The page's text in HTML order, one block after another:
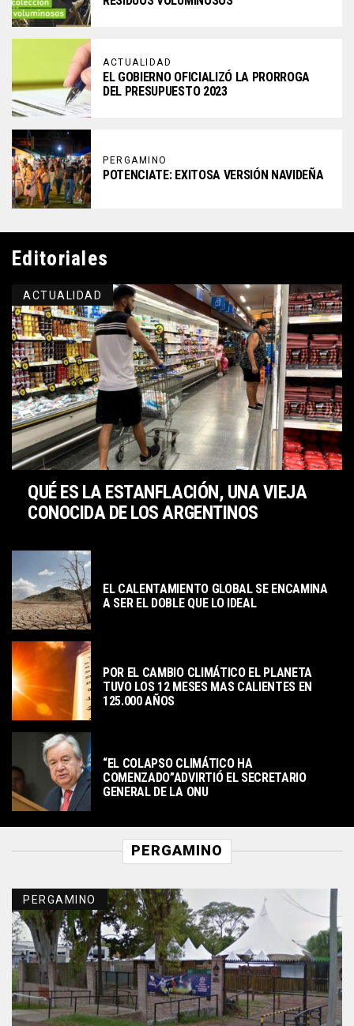
ACTUALIDAD
EL GOBIERNO OFICIALIZÓ LA PRORROGA
DEL PRESUPUESTO 2023
PERGAMINO
POTENCIATE: EXITOSA VERSIÓN NAVIDEÑA
Editoriales
ACTUALIDAD
QUÉ ES LA ESTANFLACIÓN, UNA VIEJA
CONOCIDA DE LOS ARGENTINOS
EL CALENTAMIENTO GLOBAL SE ENCAMINA
A SER EL DOBLE QUE LO IDEAL
POR EL CAMBIO CLIMÁTICO EL PLANETA
TUVO LOS 12 MESES MAS CALIENTES EN
125.000 AÑOS
“EL COLAPSO CLIMÁTICO HA
COMENZADO”ADVIRTIÓ EL SECRETARIO
GENERAL DE LA ONU
PERGAMINO
PERGAMINO